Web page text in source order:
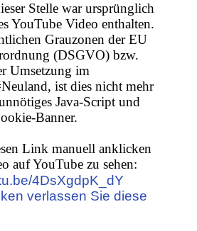
Stelle war ursprünglich
YouTube Video enthalten.
Grauzonen der EU
(DSGVO) bzw.
Umsetzung im
ist dies nicht mehr
Java-Script und
Banner.
Link manuell anklicken
auf YouTube zu sehen:
4DsXgdpK_dY
verlassen Sie diese